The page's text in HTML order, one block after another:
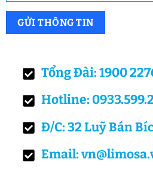
Tổng Đài: 1900
Hotline:
Đ/C: 32 Luỹ Bán
Email: